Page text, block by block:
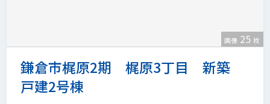
鎌倉市梶原2期 梶原3丁目 新築
戸建2号棟
画像 25 枚